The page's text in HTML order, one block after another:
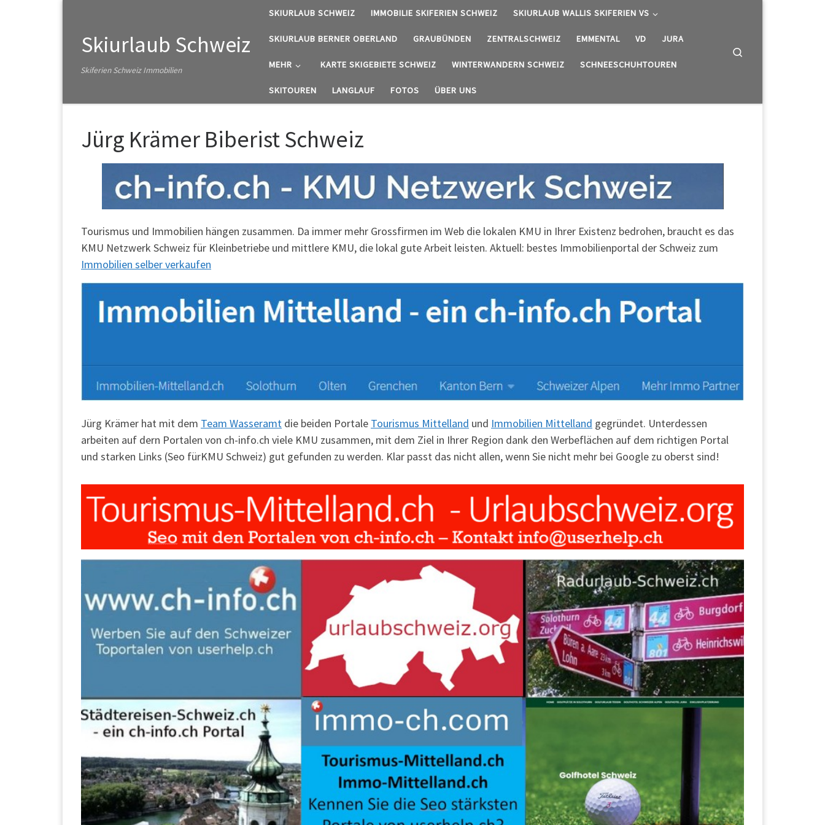
Skiurlaub Schweiz
Skiferien Schweiz Immobilien
SKIURLAUB SCHWEIZ IMMOBILIE SKIFERIEN SCHWEIZ SKIURLAUB WALLIS SKIFERIEN VS
SKIURLAUB BERNER OBERLAND GRAUBÜNDEN ZENTRALSCHWEIZ EMMENTAL VD JURA
MEHR KARTE SKIGEBIETE SCHWEIZ WINTERWANDERN SCHWEIZ SCHNEESCHUHTOUREN
SKITOUREN LANGLAUF FOTOS ÜBER UNS
Jürg Krämer Biberist Schweiz
Tourismus und Immobilien hängen zusammen. Da immer mehr Grossfirmen im Web die lokalen KMU in Ihrer Existenz bedrohen, braucht es das
KMU Netzwerk Schweiz für Kleinbetriebe und mittlere KMU, die lokal gute Arbeit leisten. Aktuell: bestes Immobilienportal der Schweiz zum
Immobilien selber verkaufen
Jürg Krämer hat mit dem Team Wasseramt die beiden Portale Tourismus Mittelland und Immobilien Mittelland gegründet. Unterdessen
arbeiten auf dern Portalen von ch-info.ch viele KMU zusammen, mit dem Ziel in Ihrer Region dank den Werbeflächen auf dem richtigen Portal
und starken Links (Seo fürKMU Schweiz) gut gefunden zu werden. Klar passt das nicht allen, wenn Sie nicht mehr bei Google zu oberst sind!